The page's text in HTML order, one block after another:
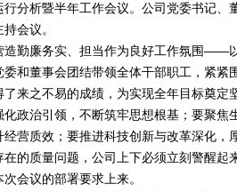
分析暨半年工作会议。公司党委书记
会议。
廉务实、担当作为良好工作氛围——以
和董事会团结带领全体干部职工，紧
来之不易的成绩，为实现全年目标奠定
治引领，不断筑牢思想根基；要聚焦
营质效；要推进科技创新与改革深化
的质量问题，公司上下必须立刻警醒起
会议的部署要求上来。